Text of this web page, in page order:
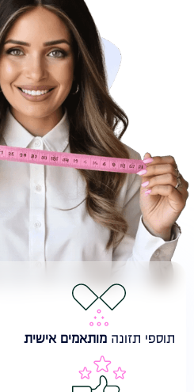
תוספי תזונהמותאמים אישית